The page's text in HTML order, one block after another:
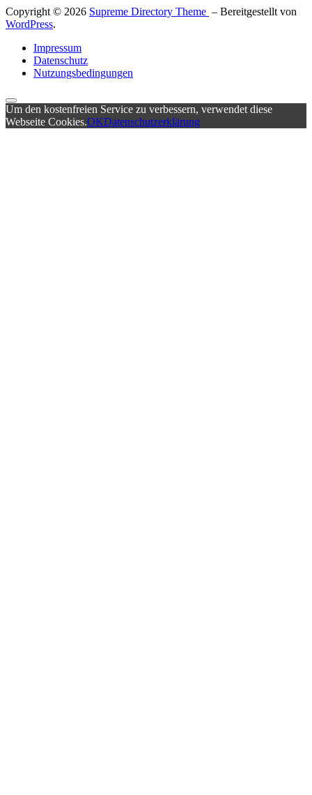
Copyright © 2026 Supreme Directory Theme – Bereitgestellt von
WordPress.
Impressum
Datenschutz
Nutzungsbedingungen
Um den kostenfreien Service zu verbessern, verwendet diese
Webseite Cookies.OKDatenschutzerklärung